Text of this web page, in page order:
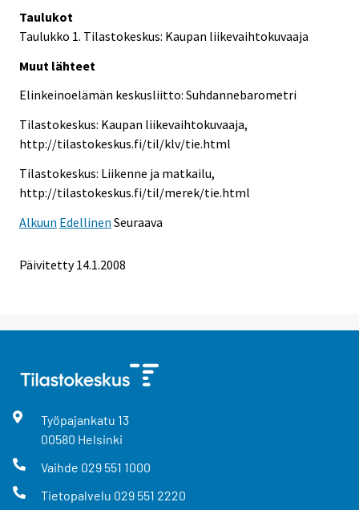
Taulukot
Taulukko 1. Tilastokeskus: Kaupan liikevaihtokuvaaja
Muut lähteet
Elinkeinoelämän keskusliitto: Suhdannebarometri
Tilastokeskus: Kaupan liikevaihtokuvaaja,
http://tilastokeskus.fi/til/klv/tie.html
Tilastokeskus: Liikenne ja matkailu,
http://tilastokeskus.fi/til/merek/tie.html
Alkuun Edellinen Seuraava
Päivitetty14.1.2008
Työpajankatu 13
00580 Helsinki
Vaihde 029 551 1000
Tietopalvelu 029 551 2220